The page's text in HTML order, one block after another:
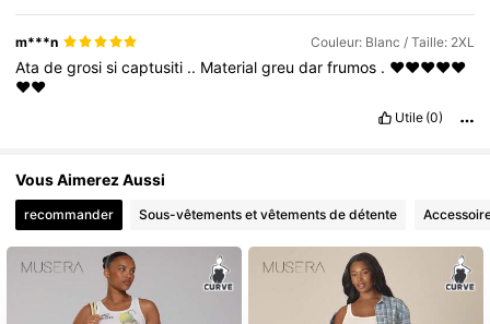
m***n Couleur: Blanc / Taille: 2XL
Atadegrosisicaptusiti .. Materialgreudarfrumos . ❤️❤️❤️❤️❤️
❤️❤️
Utile (0)
Vous Aimerez Aussi
recommander Sous-vêtements et vêtements de détente